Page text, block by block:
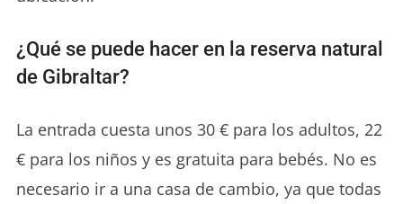
¿Qué se puede hacer en la reserva natural
de Gibraltar?
La entrada cuesta unos 30 € para los adultos, 22
€ para los niños y es gratuita para bebés. No es
necesario ir a una casa de cambio, ya que todas